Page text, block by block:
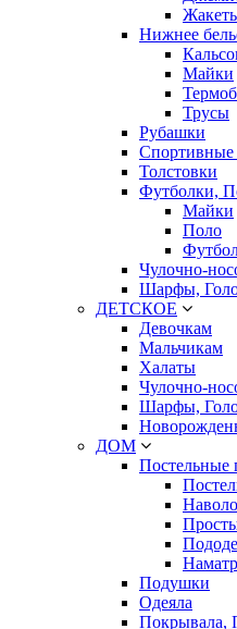
Нижнее
Майки
Трусы
Рубашки
Толстовки
Футболки,
Майки
Поло
Чулочно-
Шарфы,
ДЕТСКОЕ
Девочкам
Мальчикам
Халаты
Чулочно-
Шарфы,
ДОМ
Постельные
Подушки
Одеяла
Покрывала,